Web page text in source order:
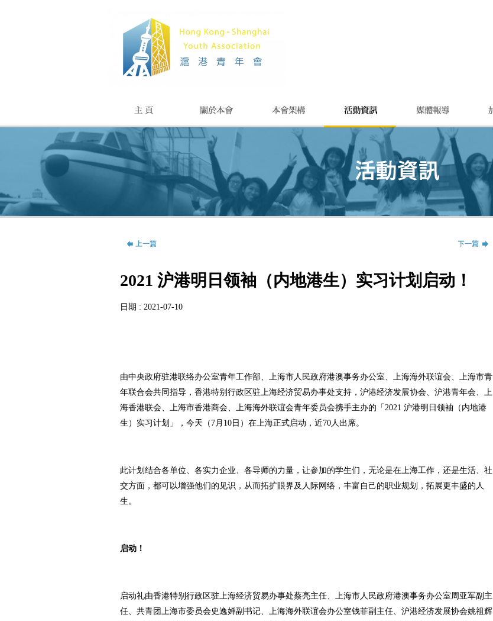
2021 沪港明日领袖（内地港生）实习计划启动！
日期 : 2021-07-10
由中央政府驻港联络办公室青年工作部、上海市人民政府港澳事务办公室、上海海外联谊会、上海市青
年联合会共同指导，香港特别行政区驻上海经济贸易办事处支持，沪港经济发展协会、沪港青年会、上
海香港联会、上海市香港商会、上海海外联谊会青年委员会携手主办的「2021 沪港明日领袖（内地港
生）实习计划」，今天（7月10日）在上海正式启动，近70人出席。
此计划结合各单位、各实力企业、各导师的力量，让参加的学生们，无论是在上海工作，还是生活、社
交方面，都可以增强他们的见识，从而拓扩眼界及人际网络，丰富自己的职业规划，拓展更丰盛的人
生。
启动！
启动礼由香港特别行政区驻上海经济贸易办事处蔡亮主任、上海市人民政府港澳事务办公室周亚军副主
任、共青团上海市委员会史逸婵副书记、上海海外联谊会办公室钱菲副主任、沪港经济发展协会姚祖辉